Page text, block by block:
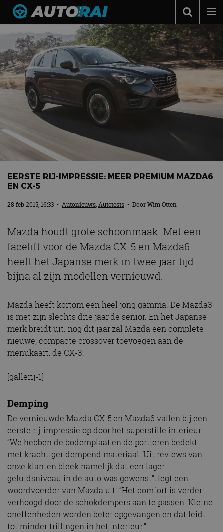
Autonieuws
Podcast
Autotests
Automerken
Adverteren
MotorRAI.nl
EERSTE RIJ-IMPRESSIE: MEER PREMIUM MAZDA6
EN CX-5
28 feb 2015, 16:33 • Autonieuws,Autotests • DoorWim Otten
Mazda houdt grote schoonmaak. Met een
facelift voor de Mazda CX-5 en Mazda6
heeft het Japanse merk in twee jaar tijd
bijna al zijn modellen vernieuwd.
Mazda heeft kortom een heel jong gamma. De Mazda3
is met zijn slechts drie jaar de senior. En het Japanse
merk breidt uit. nog dit jaar zal Mazda een complete
nieuwe, compacte crossover toevoegen aan de
menukaart: de CX-3.
[gallerij-1]
Demping
De vernieuwde Mazda CX-5 en Mazda6 vallen bij een
eerste rij-impressie op door het superstille interieur.
“We hebben de bodemplaat en de portieren bedekt
met krachtiger dempend materiaal. Uit reviews van
onze klanten bleek namelijk dat een lager
geluidsniveau in de auto was gewenst”, legt een
woordvoerder van Mazda uit. “Het comfort is verder
verhoogd door de schokdempers aan te passen. Kleine
oneffenheden worden beter opgevangen en dat leidt
tot minder trillingen in het interieur.”